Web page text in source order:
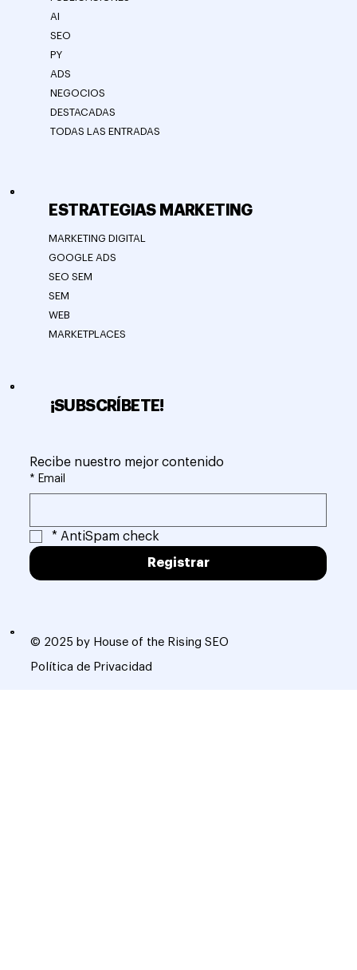
© 2025 by House of the Rising SEO
Política de Privacidad
¡SUBSCRÍBETE!
Recibe nuestro mejor contenido
* Email
* AntiSpam check
Registrar
ESTRATEGIAS MARKETING
MARKETING DIGITAL
GOOGLE ADS
SEO SEM
SEM
WEB
MARKETPLACES
AI
SEO
PY
ADS
NEGOCIOS
DESTACADAS
TODAS LAS ENTRADAS